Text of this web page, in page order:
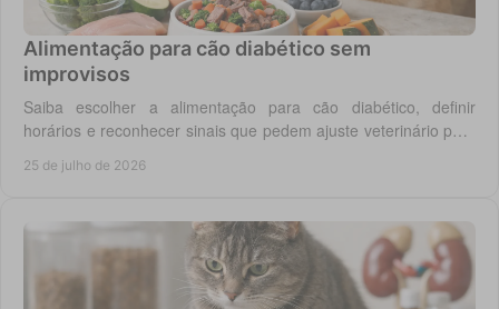
Alimentação para cão diabético sem
improvisos
Saiba escolher a alimentação para cão diabético, definir
horários e reconhecer sinais que pedem ajuste veterinário para
25 de julho de 2026